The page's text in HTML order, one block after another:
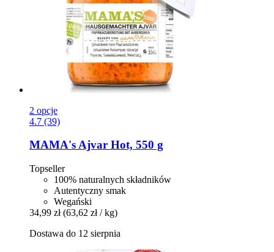
2 opcje
4.7 (39)
MAMA'sAjvar Hot, 550 g
Topseller
100% naturalnych składników
Autentyczny smak
Wegański
34,99 zł (63,62 zł / kg)
Dostawa do 12 sierpnia